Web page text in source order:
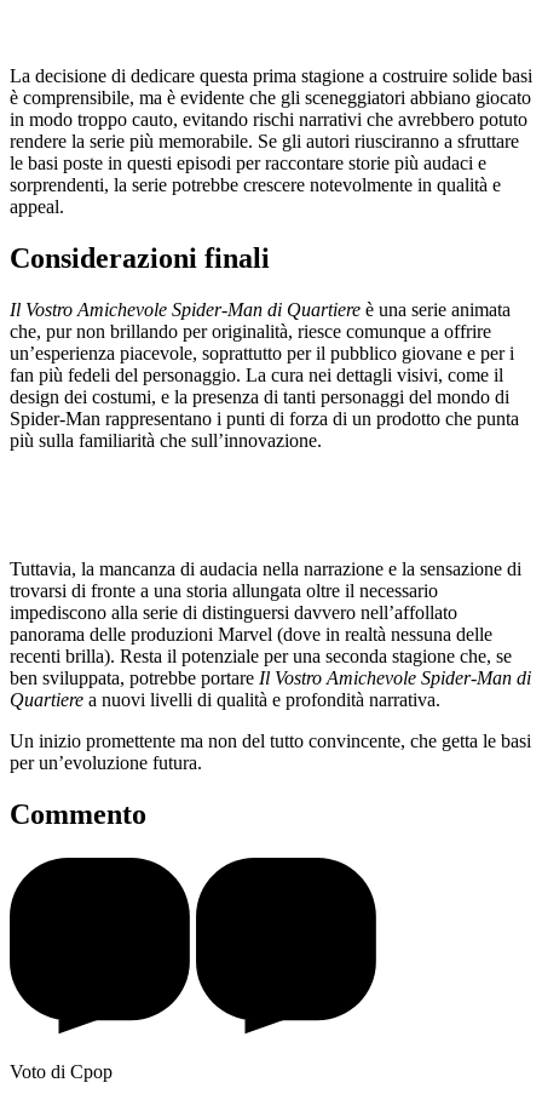
La decisione di dedicare questa prima stagione a costruire solide basi
è comprensibile, ma è evidente che gli sceneggiatori abbiano giocato
in modo troppo cauto, evitando rischi narrativi che avrebbero potuto
rendere la serie più memorabile. Se gli autori riusciranno a sfruttare
le basi poste in questi episodi per raccontare storie più audaci e
sorprendenti, la serie potrebbe crescere notevolmente in qualità e
appeal.
Considerazioni finali
Il Vostro Amichevole Spider-Man di Quartiere è una serie animata
che, pur non brillando per originalità, riesce comunque a offrire
un’esperienza piacevole, soprattutto per il pubblico giovane e per i
fan più fedeli del personaggio. La cura nei dettagli visivi, come il
design dei costumi, e la presenza di tanti personaggi del mondo di
Spider-Man rappresentano i punti di forza di un prodotto che punta
più sulla familiarità che sull’innovazione.
Tuttavia, la mancanza di audacia nella narrazione e la sensazione di
trovarsi di fronte a una storia allungata oltre il necessario
impediscono alla serie di distinguersi davvero nell’affollato
panorama delle produzioni Marvel (dove in realtà nessuna delle
recenti brilla). Resta il potenziale per una seconda stagione che, se
ben sviluppata, potrebbe portare Il Vostro Amichevole Spider-Man di
Quartiere a nuovi livelli di qualità e profondità narrativa.
Un inizio promettente ma non del tutto convincente, che getta le basi
per un’evoluzione futura.
Commento
Voto di Cpop